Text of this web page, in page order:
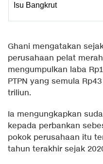
Isu Bangkrut
Ghani mengatakan
perusahaan pelat
mengumpulkan laba
PTPN yang semula
triliun.
Ia mengungkapkan
kepada perbankan
pokok perusahaan itu
tahun terakhir sejak